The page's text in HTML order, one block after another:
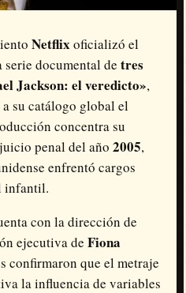
Netflixoficializó el
documental de tres
Jackson: el veredicto»,
su catálogo global el
concentra su
penal del año 2005,
enfrentó cargos
infantil.
con la dirección de
ejecutiva de Fiona
confirmaron que el metraje
la influencia de variables